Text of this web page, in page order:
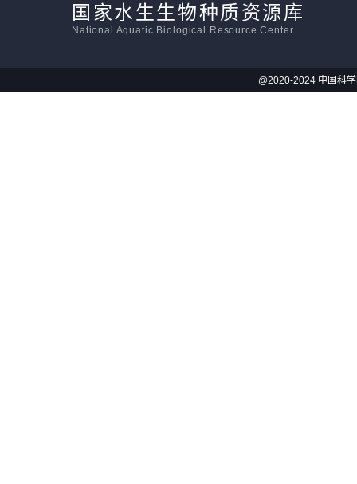
国家水生生物种质资源库
National Aquatic Biological Resource Center
@2020-2024 中国科